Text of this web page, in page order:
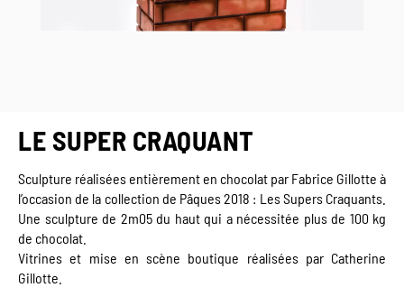
LE SUPER CRAQUANT
Sculpture réalisées entièrement en chocolat par Fabrice Gillotte à
l’occasion de la collection de Pâques 2018 : Les Supers Craquants.
Une sculpture de 2m05 du haut qui a nécessitée plus de 100 kg
de chocolat.
Vitrines et mise en scène boutique réalisées par Catherine
Gillotte.